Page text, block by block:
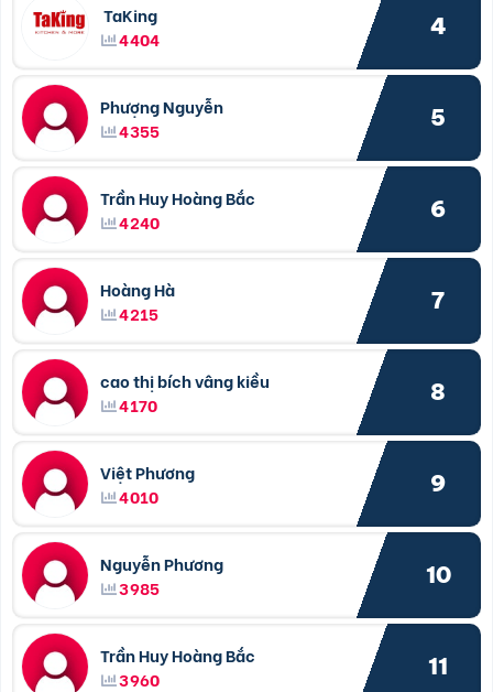
TaKing
4404
4
Phượng Nguyễn
4355
5
Trần Huy Hoàng Bắc
4240
6
Hoàng Hà
4215
7
cao thị bích vâng kiều
4170
8
Việt Phương
4010
9
Nguyễn Phương
3985
10
Trần Huy Hoàng Bắc
3960
11